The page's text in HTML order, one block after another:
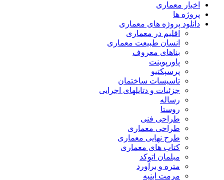
اخبار معماری
پروژه ها
دانلود پروژه های معماری
اقلیم در معماری
انسان طبیعت معماری
بناهای معروف
پاورپوینت
پرسپکتیو
تاسیسات ساختمان
جزئیات و دتایلهای اجرایی
رساله
روستا
طراحی فنی
طراحی معماری
طرح نهایی معماری
کتاب های معماری
مبلمان اتوکد
متره و برآورد
مرمت ابنیه